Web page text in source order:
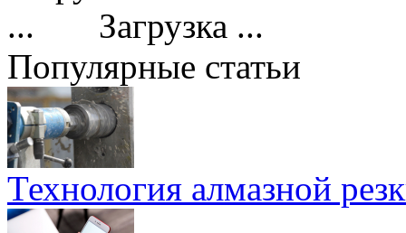
Загрузка ...
Популярные статьи
Технология алмазной